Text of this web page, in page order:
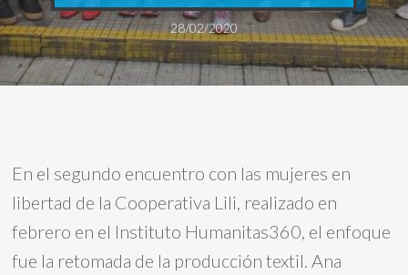
28/02/2020
En el segundo encuentro con las mujeres en
libertad de la Cooperativa Lili, realizado en
febrero en el Instituto Humanitas360, el enfoque
fue la retomada de la producción textil. Ana